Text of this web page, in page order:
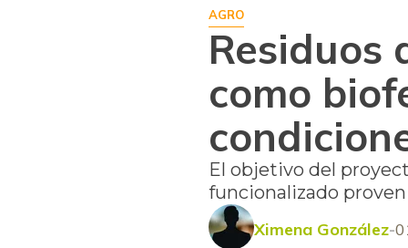
AGRO
Residuos
como
El objetivo del
funcionalizado
Ximena González